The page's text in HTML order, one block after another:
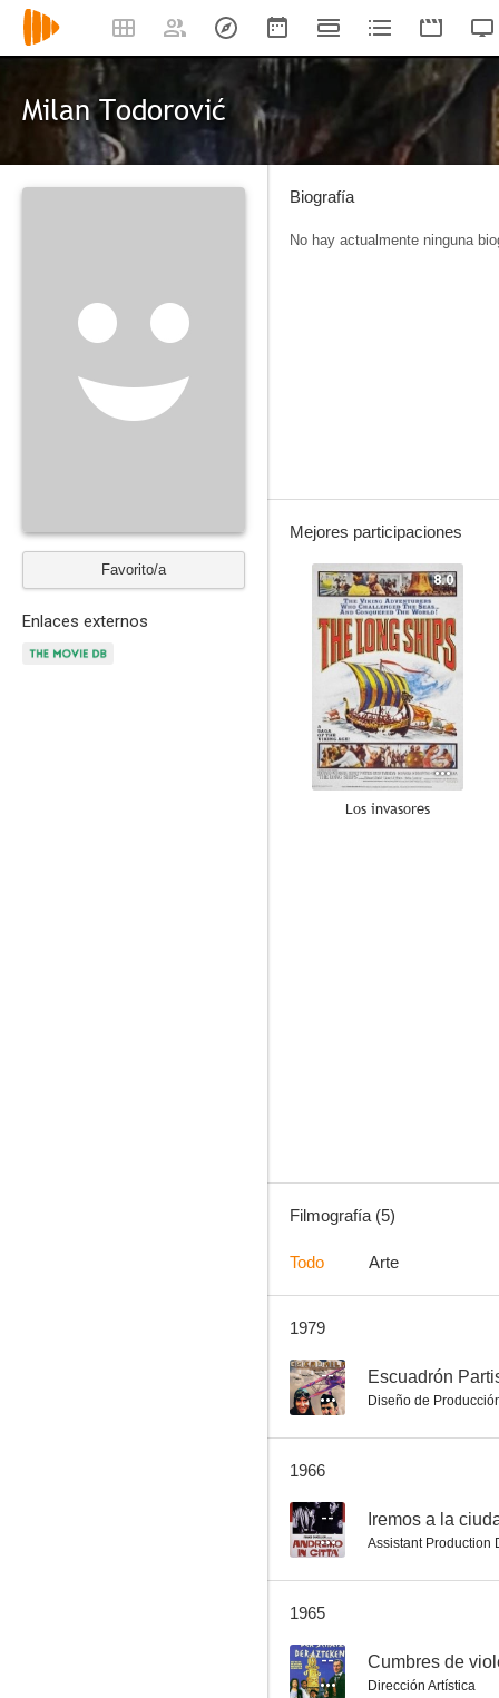
Milan Todorović
Favorito/a
Enlaces externos
Biografía
No hay actualmente ninguna
Mejores participaciones
8.0
Los invasores
Filmografía (5)
Todo Arte
1979
-- Escuadrón
Diseño de
1966
-- Iremos a la
Assistant Production
1965
-- Cumbres de
Dirección Artística